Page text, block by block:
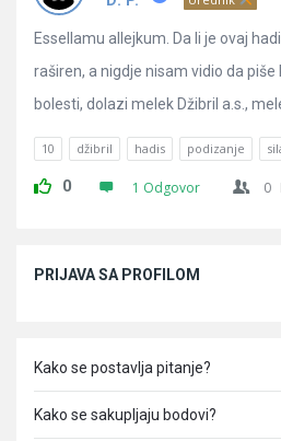
Essellamu allejkum. Da li je ovaj
raširen, a nigdje nisam vidio da
bolesti, dolazi melek Džibril a.s.,
10 džibril hadis podizanje
0 1 Odgovor 0
PRIJAVA SA PROFILOM
Kako se postavlja pitanje?
Kako se sakupljaju bodovi?